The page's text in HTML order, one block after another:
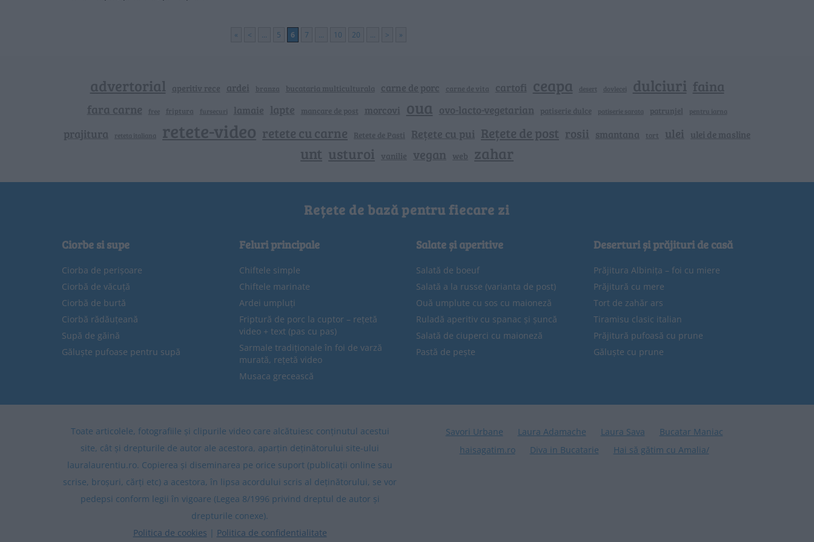
« < ... 5 6 7 ... 10 20 ... > »
advertorial aperitiv rece ardei branza bucataria multiculturala carne de porc carne de vita cartofi ceapa desert dovlecei dulciuri faina
fara carne free friptura fursecuri lamaie lapte mancare de post morcovi oua ovo-lacto-vegetarian patiserie dulce patiserie sarata patrunjel pentru iarna
prajitura reteta italiana retete-video retete cu carne Retete de Pasti Rețete cu pui Rețete de post rosii smantana tort ulei ulei de masline
unt usturoi vanilie vegan web zahar
Rețete de bază pentru fiecare zi
Ciorbe si supe
Ciorba de perișoare
Ciorbă de văcuță
Ciorbă de burtă
Ciorbă rădăuțeană
Supă de găină
Găluște pufoase pentru supă
Feluri principale
Chiftele simple
Chiftele marinate
Ardei umpluți
Friptură de porc la cuptor – rețetă
video + text (pas cu pas)
Sarmale tradiționale în foi de varză
murată, rețetă video
Musaca grecească
Salate și aperitive
Salată de boeuf
Salată a la russe (varianta de post)
Ouă umplute cu sos cu maioneză
Ruladă aperitiv cu spanac și șuncă
Salată de ciuperci cu maioneză
Pastă de pește
Deserturi și prăjituri de casă
Prăjitura Albinița – foi cu miere
Prăjitură cu mere
Tort de zahăr ars
Tiramisu clasic italian
Prăjitură pufoasă cu prune
Găluște cu prune
Toate articolele, fotografiile și clipurile video care alcătuiesc conținutul acestui
site, cât și drepturile de autor ale acestora, aparțin deținătorului site-ului
lauralaurentiu.ro. Copierea și diseminarea pe orice suport (publicații online sau
scrise, broșuri, cărți etc) a acestora, în lipsa acordului scris al deținătorului, se vor
pedepsi conform legii în vigoare (Legea 8/1996 privind dreptul de autor și
drepturile conexe).
Politica de cookies | Politica de confidentialitate
Savori Urbane Laura Adamache Laura Sava
Bucatar Maniac
haisagatim.ro
Diva in Bucatarie Hai să gătim cu Amalia/